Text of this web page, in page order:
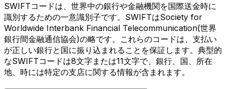
SWIFTコードは、世界中の銀行や金融機関を国際送金時に
識別するための一意識別子です。SWIFTはSociety for
Worldwide Interbank Financial Telecommunication(世界
銀行間金融通信協会)の略です。これらのコードは、支払い
が正しい銀行と国に振り込まれることを保証します。典型的
なSWIFTコードは8文字または11文字で、銀行、国、所在
地、時には特定の支店に関する情報が含まれます。